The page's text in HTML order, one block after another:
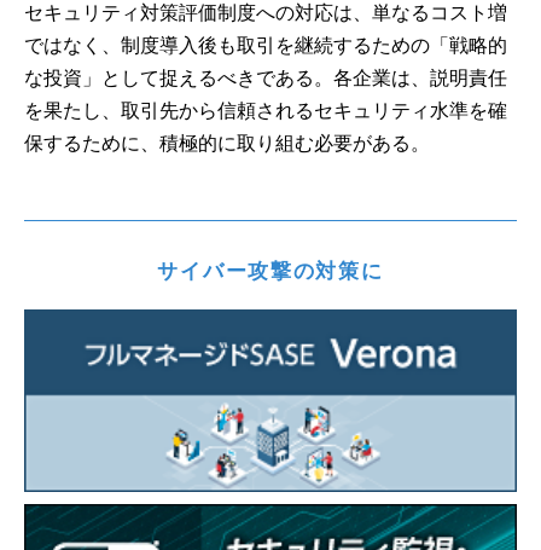
セキュリティ対策評価制度への対応は、単なるコスト増
ではなく、制度導入後も取引を継続するための「戦略的
な投資」として捉えるべきである。各企業は、説明責任
を果たし、取引先から信頼されるセキュリティ水準を確
保するために、積極的に取り組む必要がある。
サイバー攻撃の対策に